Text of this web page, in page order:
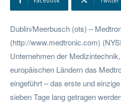
Dublin/Meerbusch (ots) –
(http://www.medtronic.com)
Unternehmen der
europäischen Ländern das
eingeführt – das erste und
sieben Tage lang getragen